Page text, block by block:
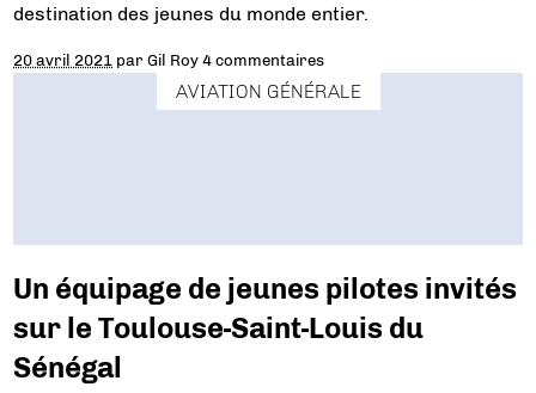
destination des jeunes du monde entier.
20 avril 2021 parGil Roy 4 commentaires
AVIATION GÉNÉRALE
Un équipage de jeunes pilotes invités
sur le Toulouse-Saint-Louis du
Sénégal